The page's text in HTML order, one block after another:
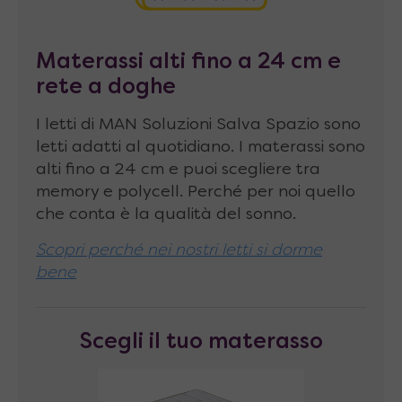
tenuta su pareti di cartongesso.
Materasso abbinabile
di dimensioni fino a
160 x 200 x 24 cm, peso consigliato 25-30
Portata massima200 kg
Altezza della rete da terra: 29 cm
Per facilitare trasporto e montaggio
configurazione con
reti separate (203 x82x 5 cm divise in due
Materassi alti fino a 24 cm e
rete a doghe
I letti di MAN Soluzioni Salva Spazio sono
letti adatti al quotidiano. I materassi sono
alti fino a 24 cm e puoi scegliere tra
memory e polycell. Perché per noi quello
che conta è la qualità del sonno.
Scopri perché nei nostri letti si dorme
bene
Scegli il tuo materasso